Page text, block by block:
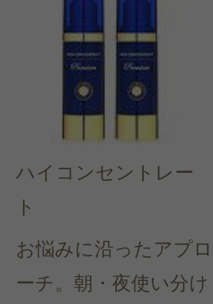
ハイコンセントレー
ト
お悩みに沿ったアプロ
ーチ。朝・夜使い分け